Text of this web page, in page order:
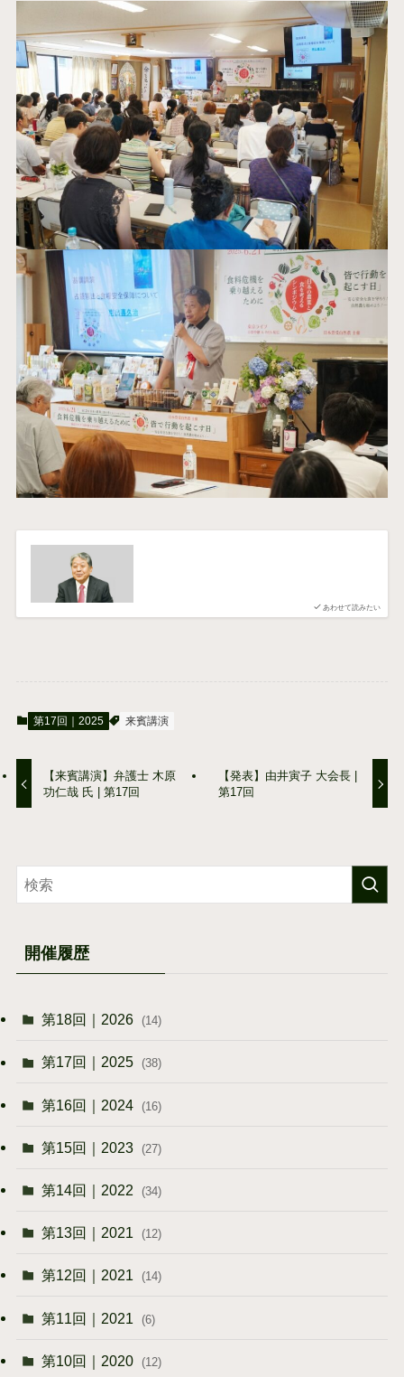
あわせて読みたい
第17回｜2025 来賓講演
【来賓講演】弁護士 木原
功仁哉 氏 | 第17回
【発表】由井寅子 大会長 |
第17回
開催履歴
第18回｜2026 (14)
第17回｜2025 (38)
第16回｜2024 (16)
第15回｜2023 (27)
第14回｜2022 (34)
第13回｜2021 (12)
第12回｜2021 (14)
第11回｜2021 (6)
第10回｜2020 (12)